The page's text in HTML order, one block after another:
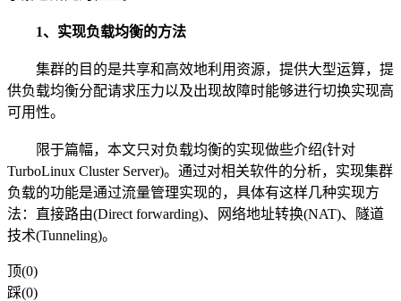
1、实现负载均衡的方法
集群的目的是共享和高效地利用资源，提供大型运算，提
供负载均衡分配请求压力以及出现故障时能够进行切换实现高
可用性。
限于篇幅，本文只对负载均衡的实现做些介绍(针对
TurboLinux Cluster Server)。通过对相关软件的分析，实现集群
负载的功能是通过流量管理实现的，具体有这样几种实现方
法：直接路由(Direct forwarding)、网络地址转换(NAT)、隧道
技术(Tunneling)。
顶(0)
踩(0)